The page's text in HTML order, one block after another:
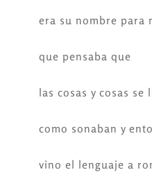
era su nombre para
que pensaba que
las cosas y cosas se
como sonaban y
vino el lenguaje a